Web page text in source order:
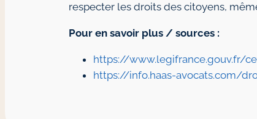
respecter les droits des citoyens,
Pour en savoir plus / sources :
https://www.legifrance.gouv.fr/
https://info.haas-avocats.com/